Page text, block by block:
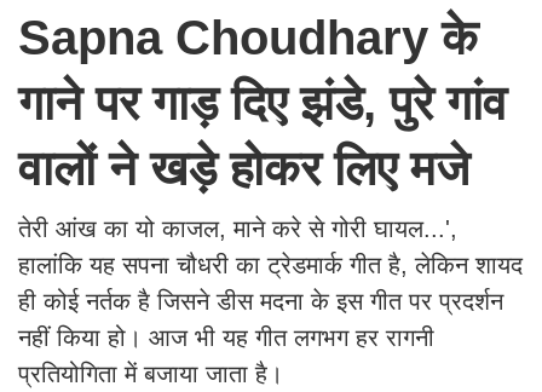
Sapna Choudhary के
गाने पर गाड़ दिए झंडे, पुरे गांव
वालों ने खड़े होकर लिए मजे
तेरी आंख का यो काजल, माने करे से गोरी घायल...',
हालांकि यह सपना चौधरी का ट्रेडमार्क गीत है, लेकिन शायद
ही कोई नर्तक है जिसने डीस मदना के इस गीत पर प्रदर्शन
नहीं किया हो। आज भी यह गीत लगभग हर रागनी
प्रतियोगिता में बजाया जाता है।